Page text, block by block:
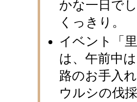
かな一日で
くっきり。
イベント「
は、午前中
路のお手入
ウルシの伐